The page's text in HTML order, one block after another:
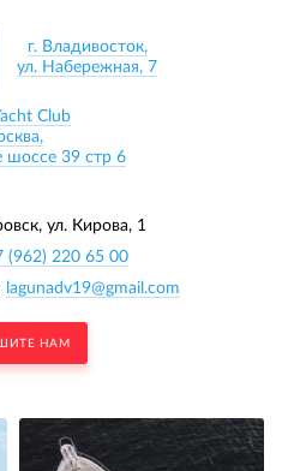
г. Владивосток,
ул. Набережная, 7
Club
шоссе 39 стр 6
ул. Кирова, 1
(962) 220 65 00
lagunadv19@gmail.com
НАМ